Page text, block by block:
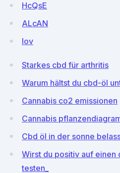
HcQsE
ALcAN
lov
Starkes cbd für arthritis
Warum hältst du cbd-öl
Cannabis co2 emissionen
Cannabis
Cbd öl in der sonne
Wirst du positiv auf einen
testen_